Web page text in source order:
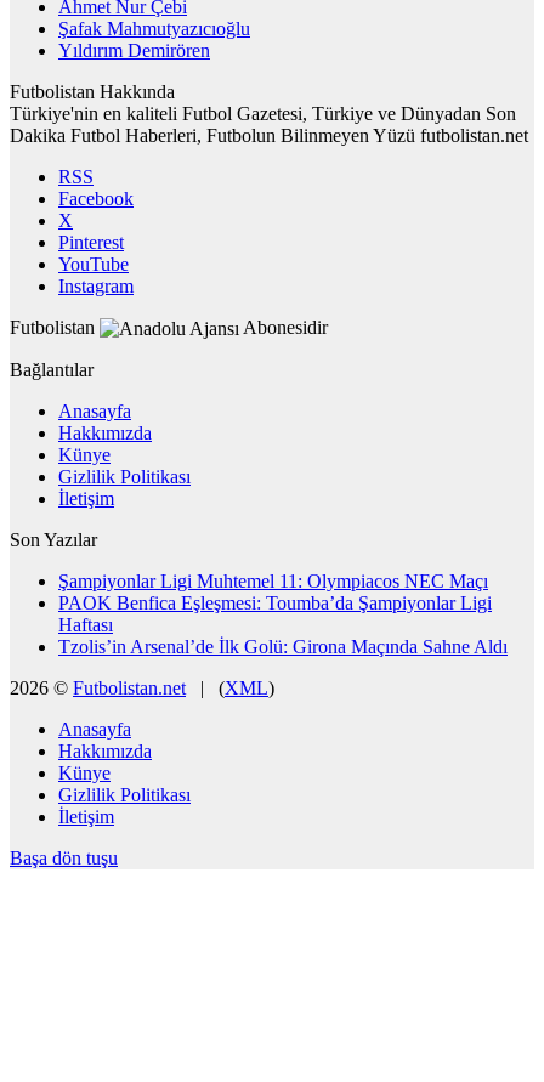
Ahmet Nur Çebi
Şafak Mahmutyazıcıoğlu
Yıldırım Demirören
Futbolistan Hakkında
Türkiye'nin en kaliteli Futbol Gazetesi, Türkiye ve Dünyadan Son
Dakika Futbol Haberleri, Futbolun Bilinmeyen Yüzü futbolistan.net
RSS
Facebook
X
Pinterest
YouTube
Instagram
Futbolistan
Abonesidir
Bağlantılar
Anasayfa
Hakkımızda
Künye
Gizlilik Politikası
İletişim
Son Yazılar
Şampiyonlar Ligi Muhtemel 11: Olympiacos NEC Maçı
PAOK Benfica Eşleşmesi: Toumba’da Şampiyonlar Ligi
Haftası
Tzolis’in Arsenal’de İlk Golü: Girona Maçında Sahne Aldı
2026 © Futbolistan.net | (XML)
Anasayfa
Hakkımızda
Künye
Gizlilik Politikası
İletişim
Başa dön tuşu